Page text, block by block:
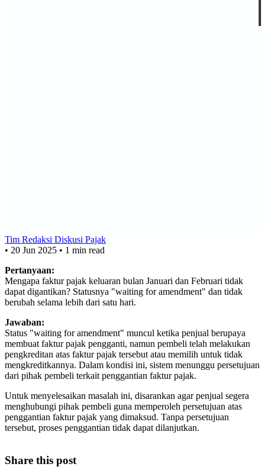
Tim Redaksi Diskusi Pajak
• 20 Jun 2025 • 1 min read
Pertanyaan:
Mengapa faktur pajak keluaran bulan Januari dan Februari tidak
dapat digantikan? Statusnya "waiting for amendment" dan tidak
berubah selama lebih dari satu hari.
Jawaban:
Status "waiting for amendment" muncul ketika penjual berupaya
membuat faktur pajak pengganti, namun pembeli telah melakukan
pengkreditan atas faktur pajak tersebut atau memilih untuk tidak
mengkreditkannya. Dalam kondisi ini, sistem menunggu persetujuan
dari pihak pembeli terkait penggantian faktur pajak.
Untuk menyelesaikan masalah ini, disarankan agar penjual segera
menghubungi pihak pembeli guna memperoleh persetujuan atas
penggantian faktur pajak yang dimaksud. Tanpa persetujuan
tersebut, proses penggantian tidak dapat dilanjutkan.
Share this post